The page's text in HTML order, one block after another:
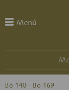
Menú
Bo 140 - Bo 169